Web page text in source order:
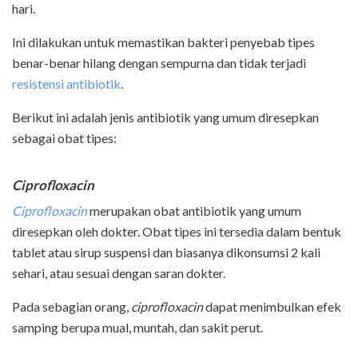
hari.
Ini dilakukan untuk memastikan bakteri penyebab tipes
benar-benar hilang dengan sempurna dan tidak terjadi
resistensi antibiotik.
Berikut ini adalah jenis antibiotik yang umum diresepkan
sebagai obat tipes:
Ciprofloxacin
Ciprofloxacinmerupakan obat antibiotik yang umum
diresepkan oleh dokter. Obat tipes ini tersedia dalam bentuk
tablet atau sirup suspensi dan biasanya dikonsumsi 2 kali
sehari, atau sesuai dengan saran dokter.
Pada sebagian orang, ciprofloxacindapat menimbulkan efek
samping berupa mual, muntah, dan sakit perut.